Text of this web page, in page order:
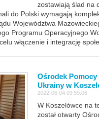
zostawiają ślad na
do Polski wymagają
Województwa
Programu Operacyjnego
włączenie i integrację
Ośrodek
Ukrainy w
2022-06-04 09:59:06
W Koszelówce na
został otwarty